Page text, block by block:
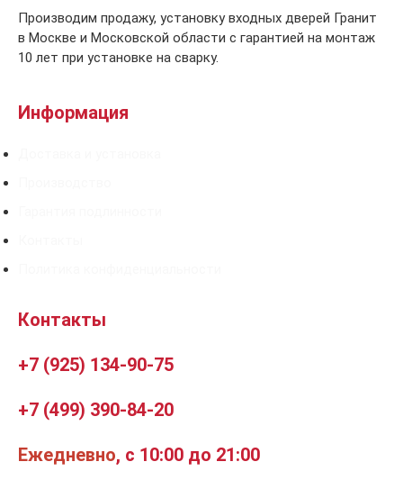
Производим продажу, установку входных дверей Гранит
в Москве и Московской области с гарантией на монтаж
10 лет при установке на сварку.
Информация
Контакты
+7 (925) 134-90-75
+7 (499) 390-84-20
Ежедневно, с 10:00 до 21:00